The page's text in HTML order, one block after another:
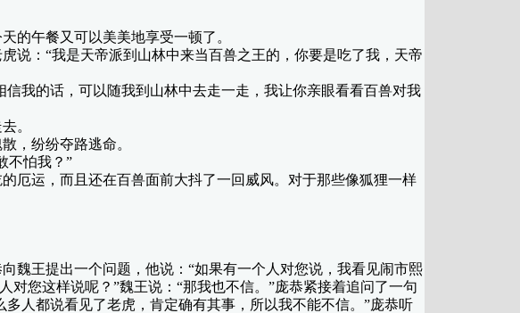
午餐又可以美美地享受一顿了。
：“我是天帝派到山林中来当百兽之王的，你要是吃了我，天帝
我的话，可以随我到山林中去走一走，我让你亲眼看看百兽对我
。
，纷纷夺路逃命。
不怕我？”
运，而且还在百兽面前大抖了一回威风。对于那些像狐狸一样
王提出一个问题，他说：“如果有一个人对您说，我看见闹市熙
对您这样说呢？”魏王说：“那我也不信。”庞恭紧接着追问了一句
人都说看见了老虎，肯定确有其事，所以我不能不信。”庞恭听